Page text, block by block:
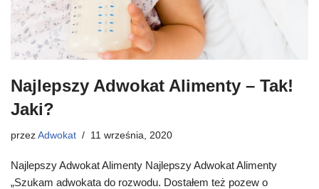
Najlepszy Adwokat Alimenty – Tak!
Jaki?
przez Adwokat 11 września, 2020
Najlepszy Adwokat Alimenty Najlepszy Adwokat Alimenty
„Szukam adwokata do rozwodu. Dostałem też pozew o